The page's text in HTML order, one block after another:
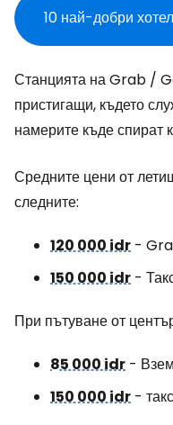
10 най-добри
Станцията на Grab /
пристигащи, където
намерите къде спират
Средните цени от
следните:
120 000 idr -
150 000 idr -
При пътуване от
85 000 idr -
150 000 idr -